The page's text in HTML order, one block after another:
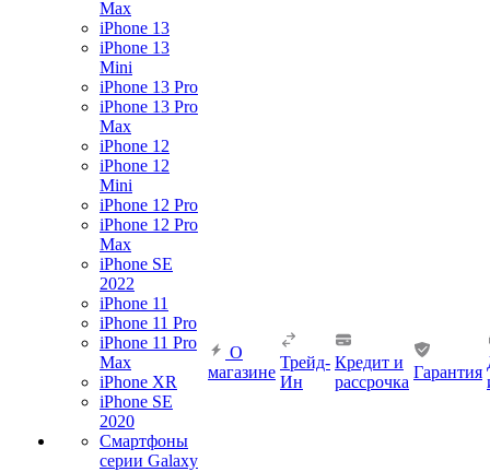
Max
iPhone 13
iPhone 13
Mini
iPhone 13 Pro
iPhone 13 Pro
Max
iPhone 12
iPhone 12
Mini
iPhone 12 Pro
iPhone 12 Pro
Max
iPhone SE
2022
iPhone 11
iPhone 11 Pro
iPhone 11 Pro
Max
iPhone XR
iPhone SE
2020
Смартфоны
серии Galaxy
О
магазине
Трейд-
Ин
Кредит и
рассрочка
Гарантия